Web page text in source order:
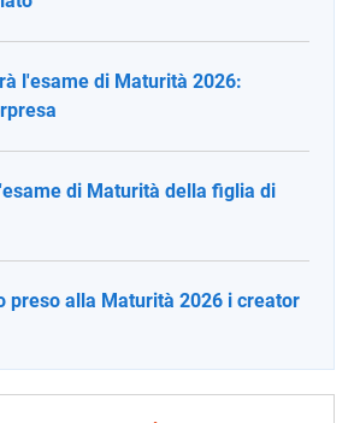
l'esame di Maturità 2026:
di Maturità della figlia di
preso alla Maturità 2026 i creator